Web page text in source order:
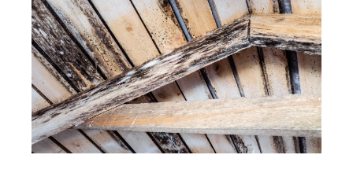
Tel. 04 82 29 21 82
Contact
Avis clients